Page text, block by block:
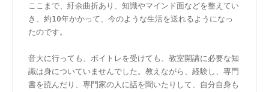
ここまで、紆余曲折あり、知識やマインド面などを整えてい
き、約10年かかって、今のような生活を送れるようになっ
たのです。
音大に行っても、ボイトレを受けても、教室開講に必要な知
識は身についていませんでした。教えながら、経験し、専門
書を読んだり、専門家の人に話を聞いたりして、自分自身も